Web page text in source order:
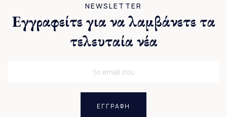
NEWSLETTER
Εγγραφείτε για να λαμβάνετε τα
τελευταία νέα
ΕΓΓΡΑΦΗ